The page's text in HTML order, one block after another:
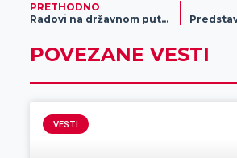
PRETHODNO
Radovi na državnom putu II A reda broj 116, Kumane – Melenci
POVEZANE VESTI
VESTI